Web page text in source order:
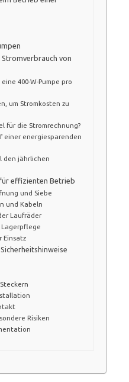
von
400-W-Pumpe pro
um Stromkosten zu
für die Stromrechnung?
einer energiesparenden
den jährlichen
effizienten Betrieb
und Siebe
und Kabeln
Laufräder
Einsatz
Risiken